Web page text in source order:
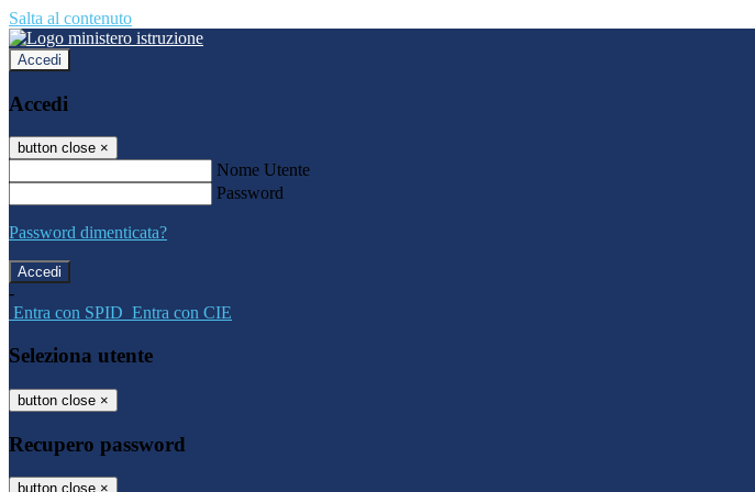
Salta al contenuto
Accedi
Accedi
button close ×
Nome Utente
Password
Password dimenticata?
-
Entra con SPID Entra con CIE
Seleziona utente
button close ×
Recupero password
button close ×